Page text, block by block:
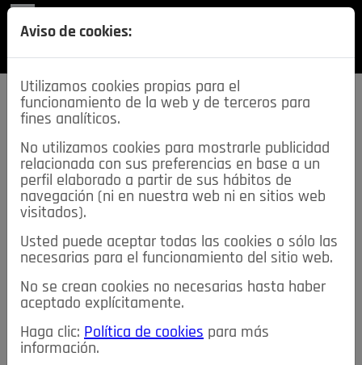
SECCIONES
descarga esta
REVISTA
≡NOTICIAS
NOTICIAS SERVICIOS DE INTERÉS
TABLÓN DE ANUNCIOS MIS ANUNCIOS CONTACTO
NOSOTROS
Aviso de cookies:
Utilizamos cookies propias para el
funcionamiento de la web y de terceros para
fines analíticos.
No utilizamos cookies para mostrarle publicidad
relacionada con sus preferencias en base a un
perfil elaborado a partir de sus hábitos de
navegación (ni en nuestra web ni en sitios web
visitados).
Usted puede aceptar todas las cookies o sólo las
necesarias para el funcionamiento del sitio web.
No se crean cookies no necesarias hasta haber
aceptado explícitamente.
Haga clic: Política de cookies para más
información.